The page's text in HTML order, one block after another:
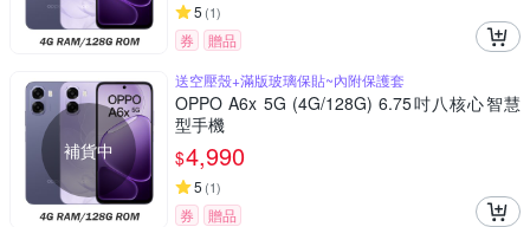
5 (1)
券 贈品
補貨中
送空壓殼+滿版玻璃保貼~內附保護套
OPPO A6x 5G (4G/128G) 6.75吋八核心智慧
型手機
$4,990
5 (1)
券
贈品